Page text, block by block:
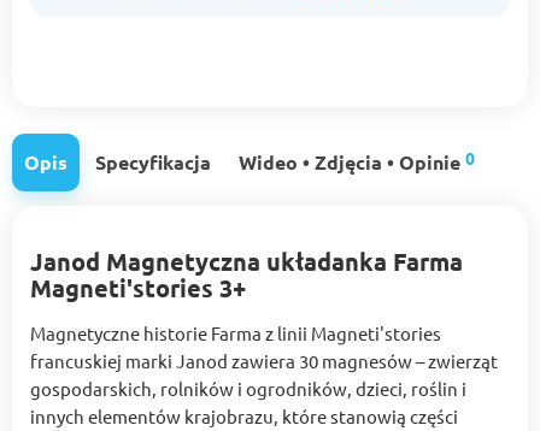
Opis Specyfikacja Wideo • Zdjęcia • Opinie 0
Janod Magnetyczna układanka Farma
Magneti'stories 3+
Magnetyczne historie Farma z linii Magneti'stories
francuskiej marki Janod zawiera 30 magnesów – zwierząt
gospodarskich, rolników i ogrodników, dzieci, roślin i
innych elementów krajobrazu, które stanowią części